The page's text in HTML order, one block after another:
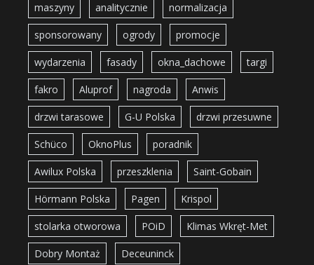
maszyny analitycznie normalizacja
sponsorowany ogrody promocje
wydarzenia fasady okna_dachowe targi
fakro Aluprof nagroda Anwis
drzwi tarasowe G-U Polska drzwi przesuwne
Schüco OknoPlus poradnik
Awilux Polska przeszklenia Saint-Gobain
Hörmann Polska Pagen Krispol
stolarka otworowa POiD Klimas Wkręt-Met
Dobry Montaż Deceuninck